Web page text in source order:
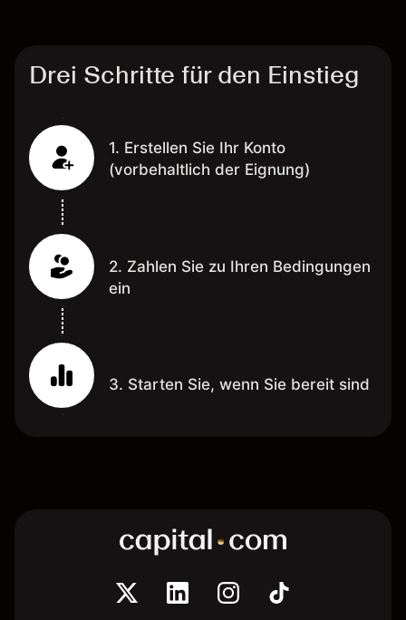
Drei Schritte für den Einstieg
1. Erstellen Sie Ihr Konto
(vorbehaltlich der Eignung)
2. Zahlen Sie zu Ihren Bedingungen
ein
3. Starten Sie, wenn Sie bereit sind